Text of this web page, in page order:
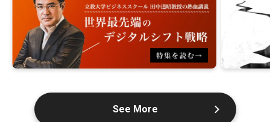
See More